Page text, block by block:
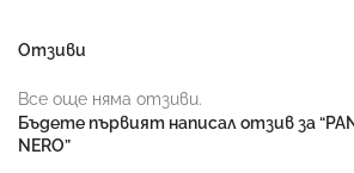
Отзиви
Все още няма отзиви.
Бъдете първият написал отзив за
NERO”